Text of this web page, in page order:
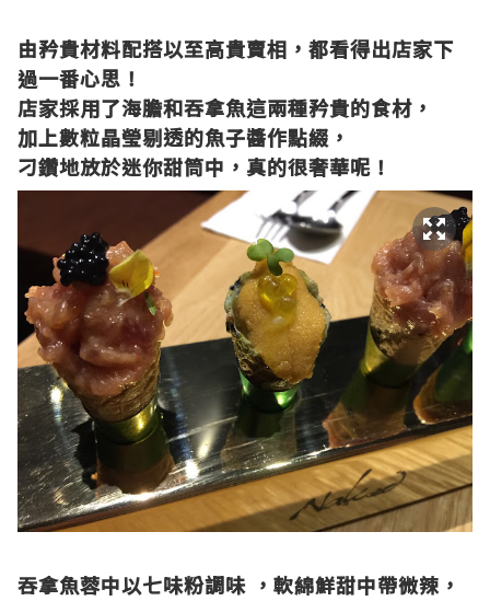
由矜貴材料配搭以至高貴賣相，都看得出店家下
過一番心思！
店家採用了海膽和吞拿魚這兩種矜貴的食材，
加上數粒晶瑩剔透的魚子醬作點綴，
刁鑽地放於迷你甜筒中，真的很奢華呢！
吞拿魚蓉中以七味粉調味 ，軟綿鮮甜中帶微辣，